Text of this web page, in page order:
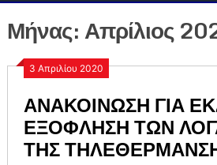
Μήνας:Απρίλιος
3 Απριλίου 2020
ΑΝΑΚΟΙΝΩΣΗ ΓΙΑ
ΕΞΟΦΛΗΣΗ ΤΩΝ
ΤΗΣ